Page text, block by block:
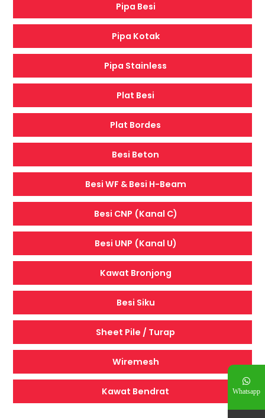
Pipa Besi
Pipa Kotak
Pipa Stainless
Plat Besi
Plat Bordes
Besi Beton
Besi WF & Besi H-Beam
Besi CNP (Kanal C)
Besi UNP (Kanal U)
Kawat Bronjong
Besi Siku
Sheet Pile / Turap
Wiremesh
Kawat Bendrat Whatsapp